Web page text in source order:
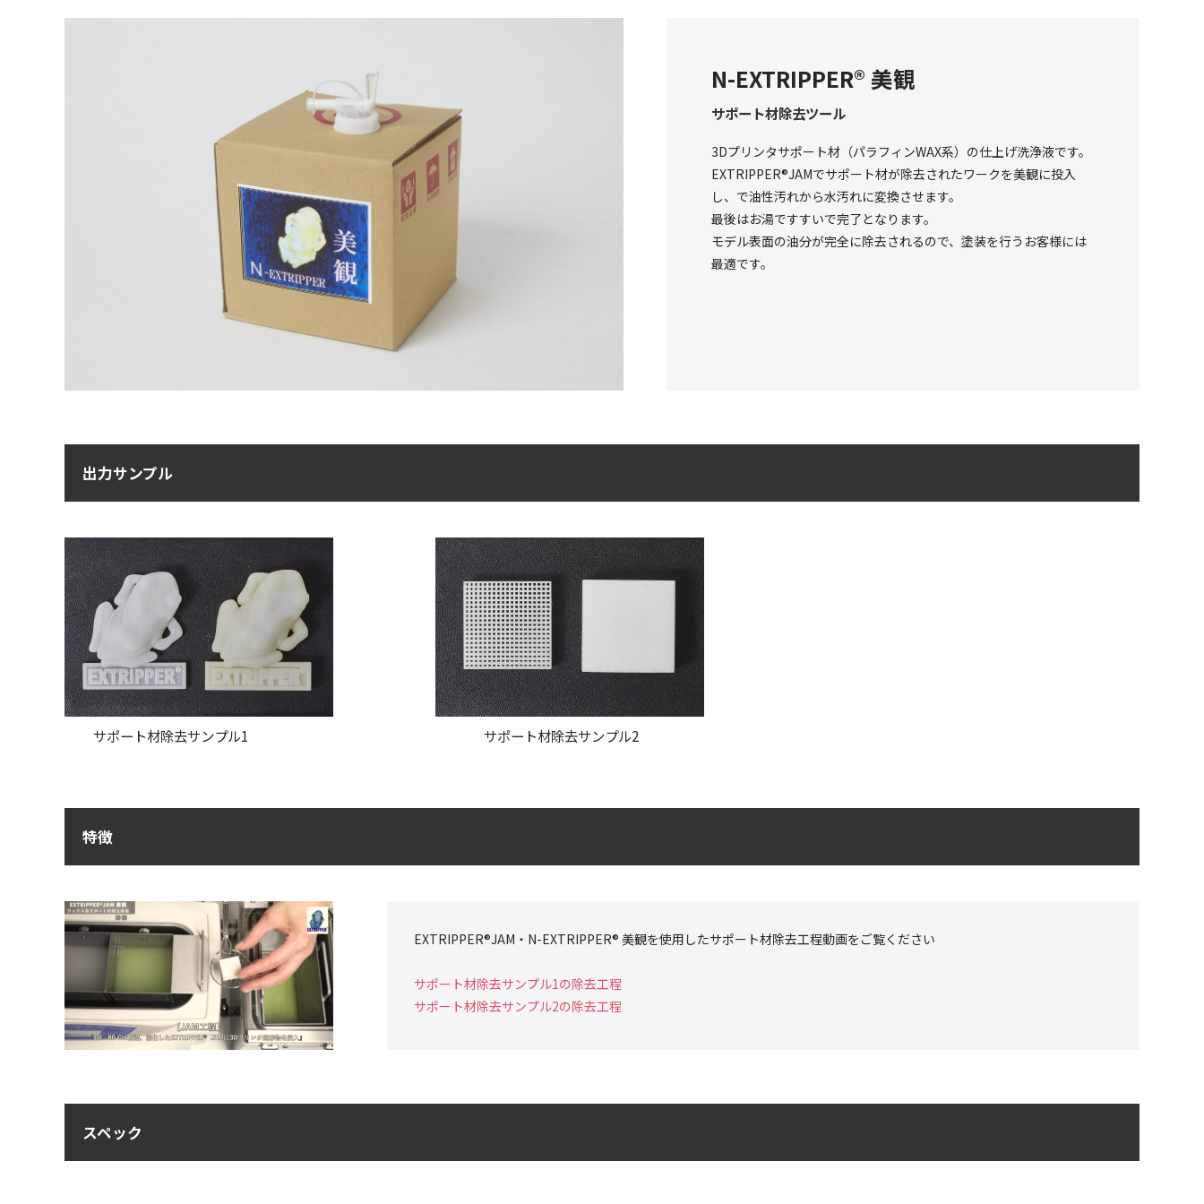
N-EXTRIPPER® 美観
サポート材除去ツール
3Dプリンタサポート材（パラフィンWAX系）の仕上げ洗浄液です。
EXTRIPPER®JAMでサポート材が除去されたワークを美観に投入
し、で油性汚れから水汚れに変換させます。
最後はお湯ですすいで完了となります。
モデル表面の油分が完全に除去されるので、塗装を行うお客様には
最適です。
出力サンプル
サポート材除去サンプル1 サポート材除去サンプル2
特徴
EXTRIPPER®JAM・N-EXTRIPPER® 美観を使用したサポート材除去工程動画をご覧ください
サポート材除去サンプル1の除去工程
サポート材除去サンプル2の除去工程
スペック